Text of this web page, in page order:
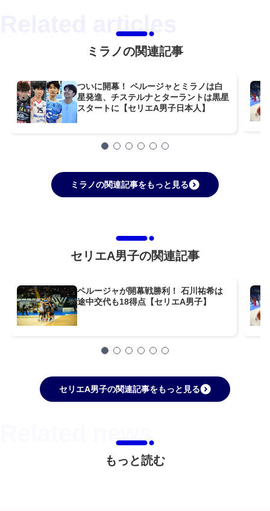
ミラノの関連記事
ついに開幕！ ペルージャとミラノは白
星発進、チステルナとターラントは黒星
スタートに【セリエA男子日本人】
ミラノの関連記事をもっと見る
セリエA男子の関連記事
ペルージャが開幕戦勝利！ 石川祐希は
途中交代も18得点【セリエA男子】
セリエA男子の関連記事をもっと見る
もっと読む